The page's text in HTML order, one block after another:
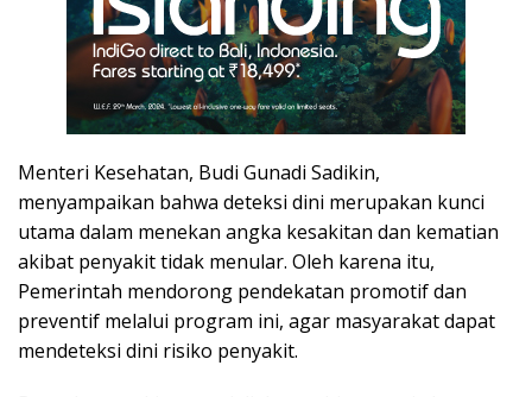
Menteri Kesehatan, Budi Gunadi Sadikin,
menyampaikan bahwa deteksi dini merupakan kunci
utama dalam menekan angka kesakitan dan kematian
akibat penyakit tidak menular. Oleh karena itu,
Pemerintah mendorong pendekatan promotif dan
preventif melalui program ini, agar masyarakat dapat
mendeteksi dini risiko penyakit.